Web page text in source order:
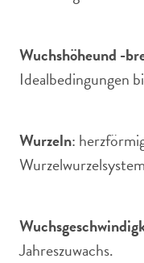
Wuchshöheund -
Idealbedingungen
Wurzeln:
Jahreszuwachs.